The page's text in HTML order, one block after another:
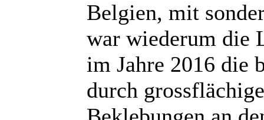
Belgien, mit
war wiederum die
im Jahre 2016 die
durch